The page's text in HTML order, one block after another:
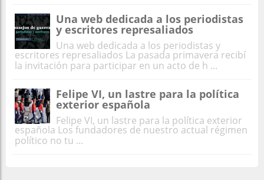
Una web dedicada a los periodistas
y escritores represaliados
Una web dedicada a los periodistas y
escritores represaliados La pasada primavera recibí
la invitación para participar en un acto de h ...
Felipe VI, un lastre para la política
exterior española
Felipe VI, un lastre para la política exterior
española Los fundadores de nuestro actual régimen
político no tu ...